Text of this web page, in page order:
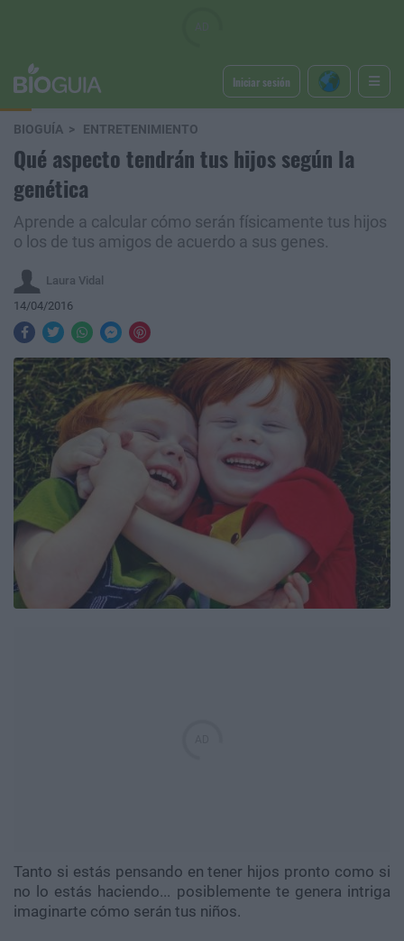
Iniciar sesión
BIOGUÍA ENTRETENIMIENTO
Qué aspecto tendrán tus hijos según la
genética
Aprende a calcular cómo serán físicamente tus hijos
o los de tus amigos de acuerdo a sus genes.
Laura Vidal
14/04/2016
Tanto si estás pensando en tener hijos pronto como si
no lo estás haciendo... posiblemente te genera intriga
imaginarte cómo serán tus niños.